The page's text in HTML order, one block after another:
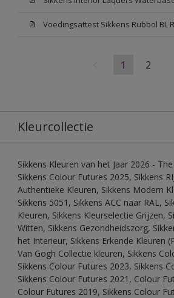
1 2
Kleurcollectie
Sikkens Kleuren van het Jaar 2026 -
Sikkens Colour Futures 2025, Sikkens
Authentieke Kleuren, Sikkens Modern
Sikkens 5051, Sikkens ACC naar RAL,
Kleuren, Sikkens Kleurselectie Grijzen,
Witten, Sikkens Gezondheidszorg,
het Interieur, Sikkens Erkende Kleuren
Van Gogh Collectie kleuren, Sikkens
Sikkens Colour Futures 2023, Sikkens
Sikkens Colour Futures 2021, Colour
Colour Futures 2019, Sikkens Colour